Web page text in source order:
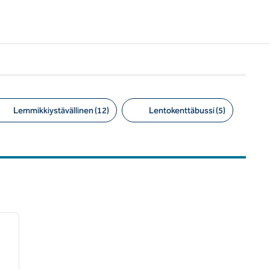
Lemmikkiystävällinen (12) Lentokenttäbussi (5)
seuraava kuva